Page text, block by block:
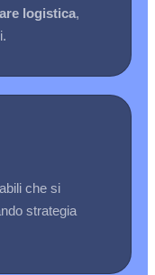
logistica,
che si
strategia